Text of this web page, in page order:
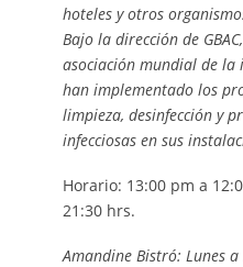
hoteles y otros
Bajo la dirección de
asociación mundial de
han implementado los
limpieza, desinfección y
infecciosas en sus
Horario: 13:00 pm a
21:30 hrs.
Amandine Bistró: Lunes